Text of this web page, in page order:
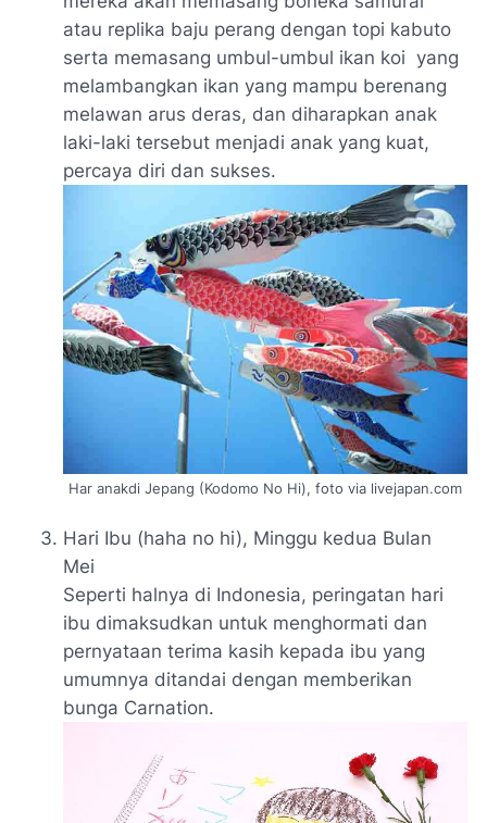
atau replika baju perang dengan topi kabuto
serta memasang umbul-umbul ikan koi yang
melambangkan ikan yang mampu berenang
melawan arus deras, dan diharapkan anak
laki-laki tersebut menjadi anak yang kuat,
percaya diri dan sukses.
Har anakdi Jepang (Kodomo No Hi), foto via livejapan.com
Hari Ibu (haha no hi), Minggu kedua Bulan
Mei
Seperti halnya di Indonesia, peringatan hari
ibu dimaksudkan untuk menghormati dan
pernyataan terima kasih kepada ibu yang
umumnya ditandai dengan memberikan
bunga Carnation.